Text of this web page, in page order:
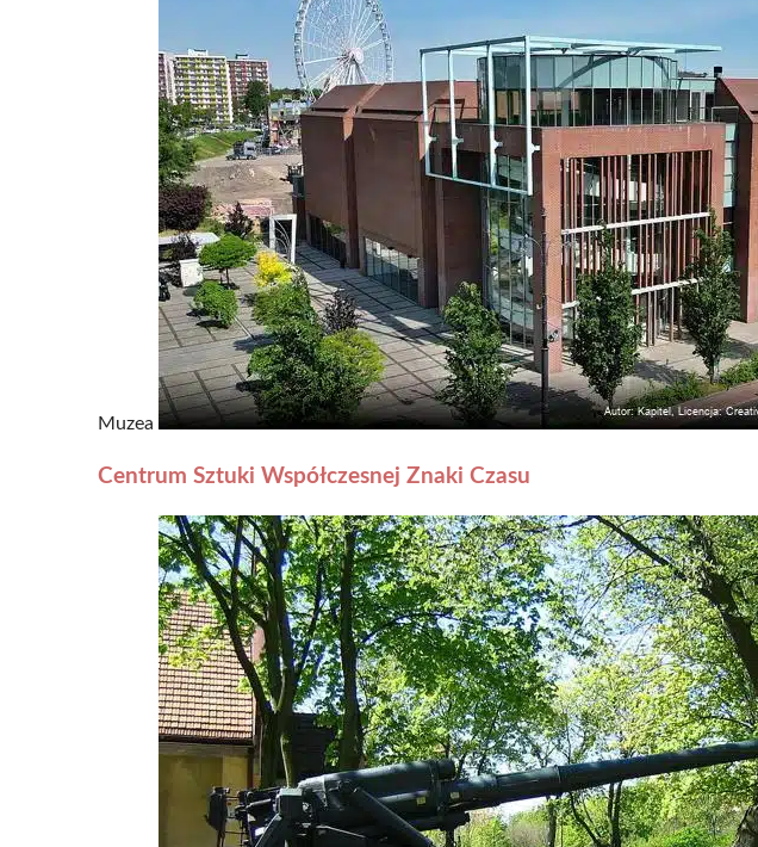
Muzea
Centrum Sztuki Współczesnej Znaki Czasu